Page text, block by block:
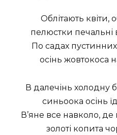
Облітають квіти,
пелюстки печальні
По садах
осінь жовтокоса
В далечінь холодну
синьоока осінь
В’яне все навколо,
золоті копита